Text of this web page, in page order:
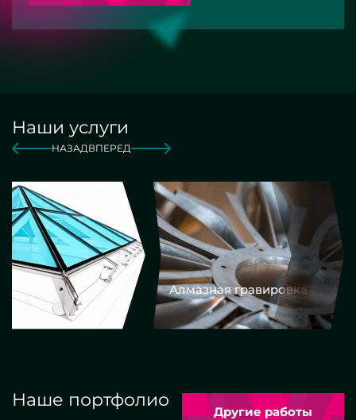
Наши услуги
НАЗАДВПЕРЕД
Алмазная гравировка
Наше портфолио
Другие работы